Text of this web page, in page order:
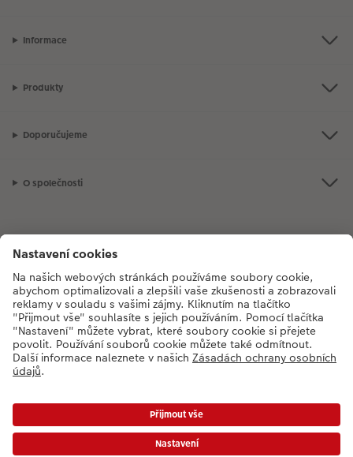
Informace
Produkty
Doporučujeme
O společnosti
Máte-li jakékoli dotazy týkající se fotoproduktů nebo objednávek,
neváhejte nás kontaktovat:+420272071200[Po - Pá: 8:30 - 17:00 h]
dopravné a balné dle platného ceníku. Ceny jsou včetně DPH.
|VOP|Ochrana osobních údajů|Prohlášení o přístupnosti